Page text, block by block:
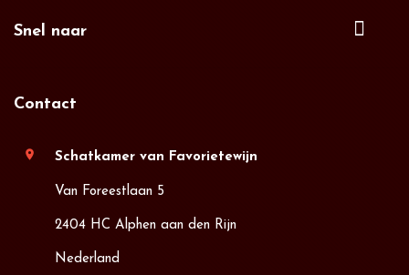
Snel naar
Contact
location_on Schatkamer van Favorietewijn
Van Foreestlaan 5
2404 HC Alphen aan den Rijn
Nederland